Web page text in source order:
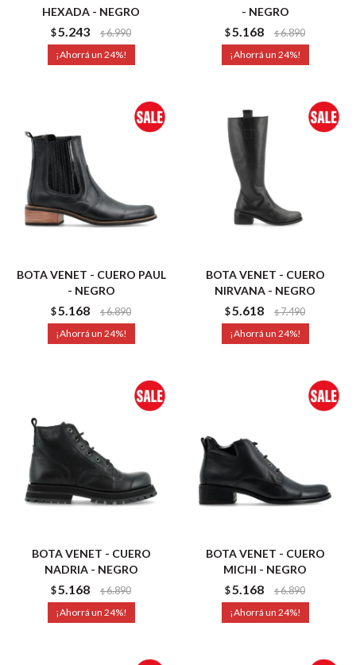
HEXADA - NEGRO
$5.243 $6.990
24
- NEGRO
$5.168 $6.890
24
BOTA VENET - CUERO PAUL
- NEGRO
$5.168 $6.890
24
BOTA VENET - CUERO
NIRVANA - NEGRO
$5.618 $7.490
24
BOTA VENET - CUERO
NADRIA - NEGRO
$5.168 $6.890
24
BOTA VENET - CUERO
MICHI - NEGRO
$5.168 $6.890
24